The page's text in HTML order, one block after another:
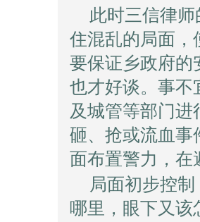
此时三信律
住混乱的局面，
要保证乡政府的
也才好谈。事不
及城管等部门
砸、抢或流血事
面布置警力，
局面初步控
哪里，眼下又